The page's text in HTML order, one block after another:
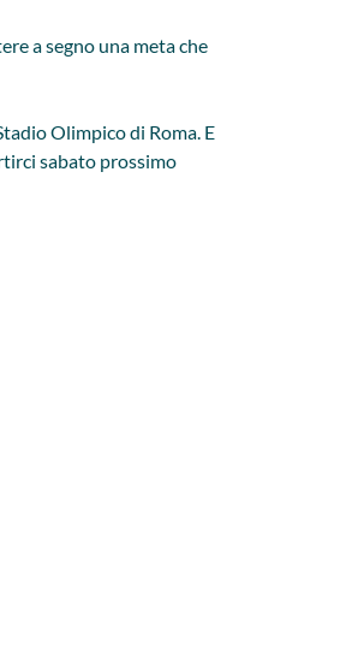
a segno una meta che
Olimpico di Roma. E
sabato prossimo